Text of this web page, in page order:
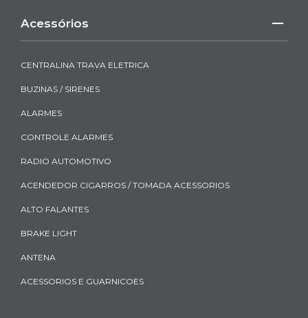
Acessórios
CENTRALINA TRAVA ELETRICA
BUZINAS / SIRENES
ALARMES
CONTROLE ALARMES
RADIO AUTOMOTIVO
ACENDEDOR CIGARROS / TOMADA ACESSORIOS
ALTO FALANTES
BRAKE LIGHT
ANTENA
ACESSORIOS E GUARNICOES